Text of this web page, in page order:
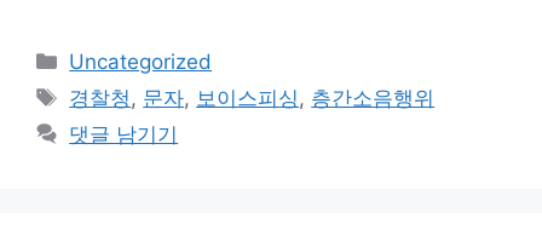
카
테
고
리
Uncategorized
태
그
경찰청 , 문자, 보이스피싱 , 층간소음행위
댓글 남기기